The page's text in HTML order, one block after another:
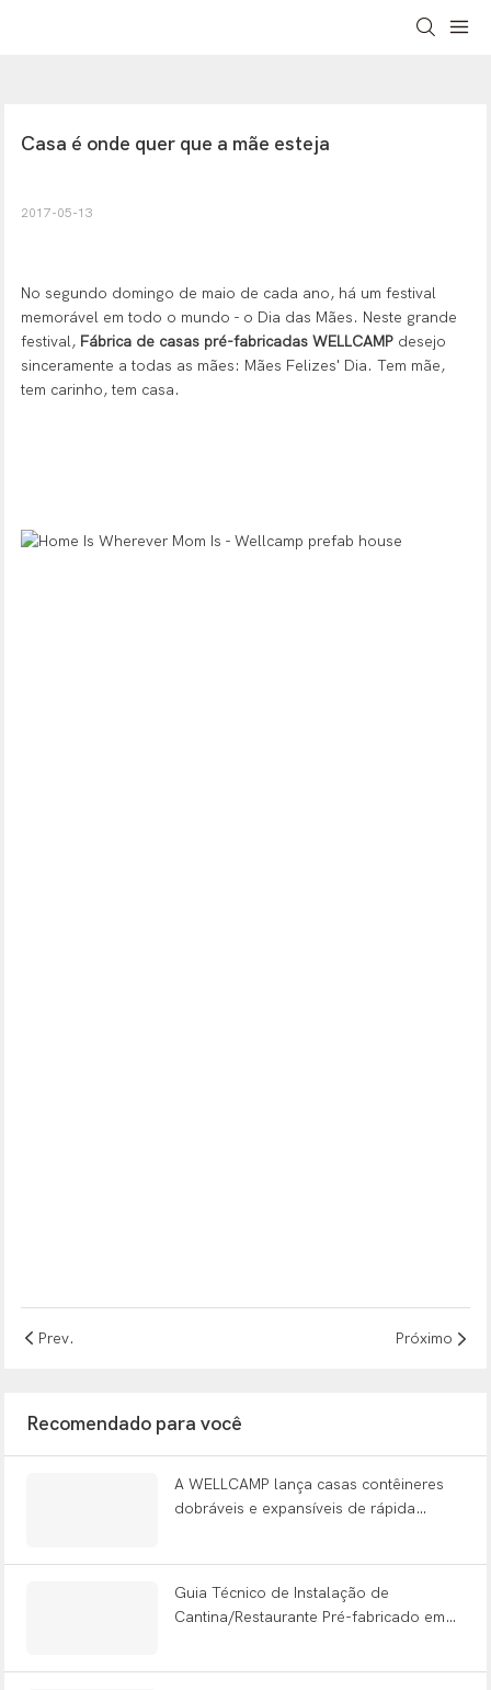
Casa é onde quer que a mãe esteja
2017-05-13
No segundo domingo de maio de cada ano, há um festival
memorável em todo o mundo - o Dia das Mães. Neste grande
festival, Fábrica de casas pré-fabricadas WELLCAMP desejo
sinceramente a todas as mães: Mães Felizes' Dia. Tem mãe,
tem carinho, tem casa.
Prev. Próximo
Recomendado para você
A WELLCAMP lança casas contêineres
dobráveis ​​e expansíveis de rápida
Guia Técnico de Instalação de
Cantina/Restaurante Pré-fabricado em